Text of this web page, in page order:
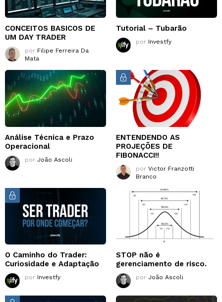
CONCEITOS BASICOS DE
UM DAY TRADER
por Filipe Ferreira Da
Mata
Tutorial – Tubarão
por Investfy
Análise Técnica e Prazo
Operacional
por João Ascoli
ENTENDENDO AS
PROJEÇÕES DE
FIBONACCI!!
por Victor Franzotti
Branco
O Caminho do Trader:
Curiosidade e Adaptação
por Investfy
STOP não é
gerenciamento de risco.
por João Ascoli